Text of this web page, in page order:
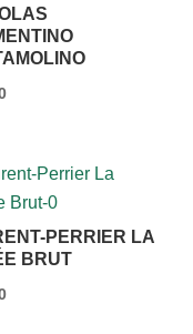
PERRIER LA
BRUT